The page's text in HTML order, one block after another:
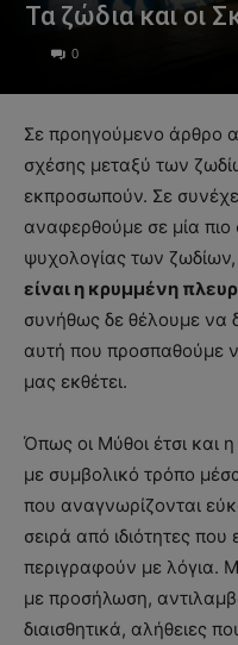
Τα ζώδια και οι
0
Σε προηγούμενο άρθρο
σχέσης μεταξύ των
εκπροσωπούν. Σε
αναφερθούμε σε μία πιο
ψυχολογίας των
είναι η κρυμμένη
συνήθως δε θέλουμε να
αυτή που προσπαθούμε
μας εκθέτει.
Όπως οι Μύθοι έτσι και
με συμβολικό τρόπο
που αναγνωρίζονται
σειρά από ιδιότητες
περιγραφούν με λόγια.
με προσήλωση,
διαισθητικά, αλήθειες